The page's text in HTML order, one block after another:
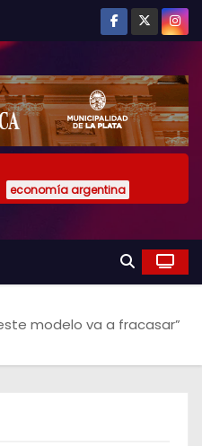
economía argentina
modelo va a fracasar”